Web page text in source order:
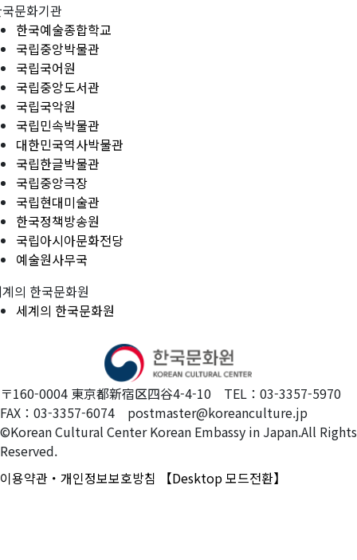
문화기관
한국예술종합학교
국립중앙박물관
국립국어원
국립중앙도서관
국립국악원
국립민속박물관
대한민국역사박물관
국립한글박물관
국립중앙극장
국립현대미술관
한국정책방송원
국립아시아문화전당
예술원사무국
의 한국문화원
세계의 한국문화원
〒160-0004 東京都新宿区四谷4-4-10 TEL：03-3357-5970
FAX：03-3357-6074 postmaster@koreanculture.jp
©Korean Cultural Center Korean Embassy in Japan.All Rights
Reserved.
이용약관・개인정보보호방침
【Desktop 모드전환】